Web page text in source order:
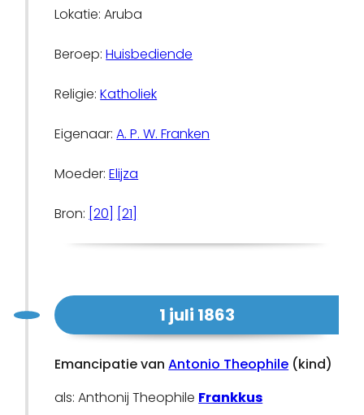
Lokatie: Aruba
Beroep:Huisbediende
Religie:Katholiek
Eigenaar:A. P. W. Franken
Moeder:Elijza
Bron: [20] [21]
1 juli 1863
Emancipatie vanAntonio Theophile (kind)
als: Anthonij Theophile Frankkus